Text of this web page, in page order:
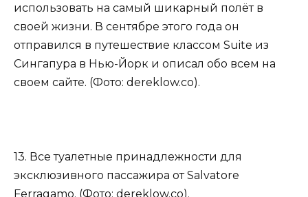
использовать на самый шикарный полёт в
своей жизни. В сентябре этого года он
отправился в путешествие классом Suite из
Сингапура в Нью-Йорк и описал обо всем на
своем сайте. (Фото: dereklow.co).
13. Все туалетные принадлежности для
эксклюзивного пассажира от Salvatore
Ferragamo. (Фото: dereklow.co).